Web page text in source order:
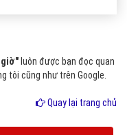
giờ" luôn được bạn đọc quan
tôi cũng như trên Google.
Quay lại trang chủ